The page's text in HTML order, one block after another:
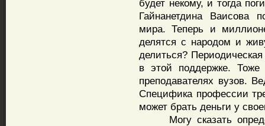
будет некому, и тогда
Гайнанетдина Ваисова
мира. Теперь и
делятся с народом и
делиться?
в этой поддержке.
преподавателях вузов.
Специфика профессии
может брать деньги у
Могу сказать